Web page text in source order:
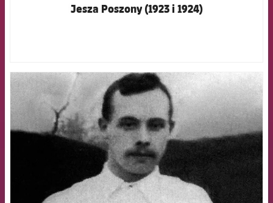
Jesza Poszony (1923 i 1924)
FCB Barcelona badge